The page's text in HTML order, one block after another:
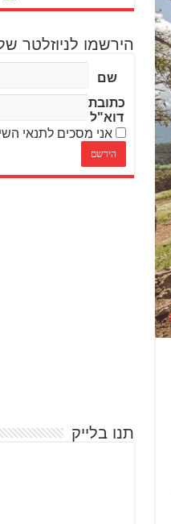
הירשמו לניוזלטר
שם
כתובת
דוא"ל
אני מסכים לתנאי
תנו בלייק